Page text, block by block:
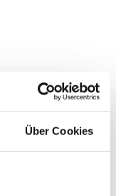
Über Cookies